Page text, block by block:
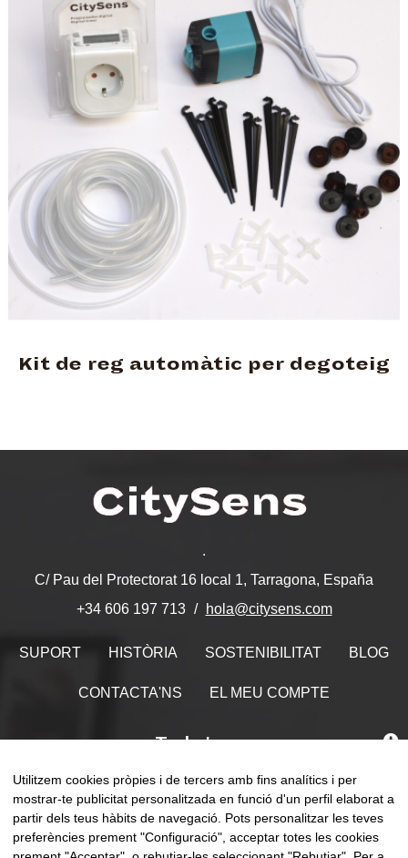
Kit de reg automàtic per degoteig
.
C/ Pau del Protectorat 16 local 1, Tarragona, España
+34 606 197 713
hola@citysens.com
SUPORT HISTÒRIA SOSTENIBILITAT BLOG
CONTACTA'NS EL MEU COMPTE
Troba'ns
☰
CA 0
Utilitzem cookies pròpies i de tercers amb fins analítics i per
mostrar-te publicitat personalitzada en funció d'un perfil elaborat a
partir dels teus hàbits de navegació. Pots personalitzar les teves
preferències prement "Configuració", acceptar totes les cookies